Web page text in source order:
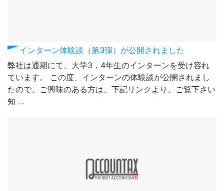
インターン体験談（第3弾）が公開されました
弊社は通期にて、大学3，4年生のインターンを受け容れ
ています。 この度、インターンの体験談が公開されまし
たので、ご興味のある方は、下記リンクより、ご覧下さい
知 …